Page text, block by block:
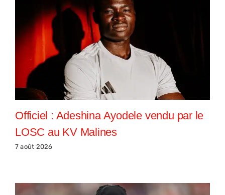
Officiel : Adeshina Ayodele vendu par le
LOSC au KV Malines
7 août 2026